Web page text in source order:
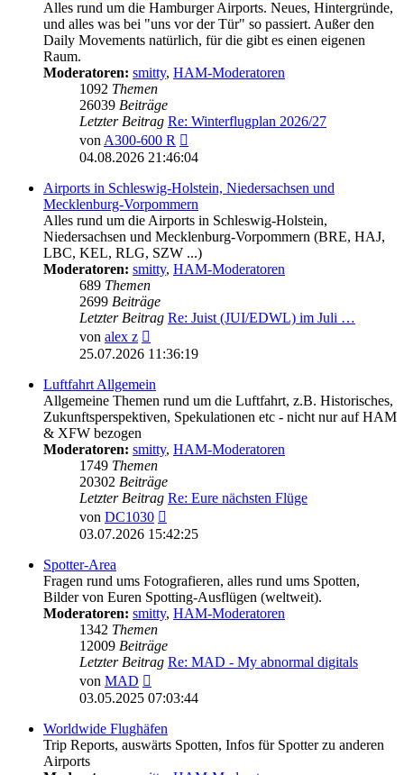
Alles rund um die Hamburger Airports. Neues, Hintergründe,
und alles was bei "uns vor der Tür" so passiert. Außer den
Daily Movements natürlich, für die gibt es einen eigenen
Raum.
Moderatoren: smitty, HAM-Moderatoren
1092 Themen
26039 Beiträge
Letzter Beitrag Re: Winterflugplan 2026/27
vonA300-600 R
Beitrag
04.08.2026 21:46:04
Airports in Schleswig-Holstein, Niedersachsen und
Mecklenburg-Vorpommern
Alles rund um die Airports in Schleswig-Holstein,
Niedersachsen und Mecklenburg-Vorpommern (BRE, HAJ,
LBC, KEL, RLG, SZW ...)
Moderatoren: smitty, HAM-Moderatoren
689 Themen
2699 Beiträge
Letzter Beitrag Re: Juist (JUI/EDWL) im Juli …
von alex z
Beitrag
25.07.2026 11:36:19
Luftfahrt Allgemein
Allgemeine Themen rund um die Luftfahrt, z.B. Historisches,
Zukunftsperspektiven, Spekulationen etc - nicht nur auf HAM
& XFW bezogen
Moderatoren: smitty, HAM-Moderatoren
1749 Themen
20302 Beiträge
Letzter Beitrag Re: Eure nächsten Flüge
von DC1030
Beitrag
03.07.2026 15:42:25
Spotter-Area
Fragen rund ums Fotografieren, alles rund ums Spotten,
Bilder von Euren Spotting-Ausflügen (weltweit).
Moderatoren: smitty, HAM-Moderatoren
1342 Themen
12009 Beiträge
Letzter Beitrag Re: MAD - My abnormal digitals
von MAD
Beitrag
03.05.2025 07:03:44
Worldwide Flughäfen
Trip Reports, auswärts Spotten, Infos für Spotter zu anderen
Airports